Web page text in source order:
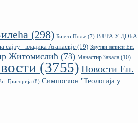
(298) Бијело Поље (7) ВЈЕРА У ДОБА
сајту - владика Атанасије(19) Звучни записи Еп.
Житомислић (78) Манастир Завала (10)
(3755) Новости Еп.
Григорија (8) Симпосион "Теологија у